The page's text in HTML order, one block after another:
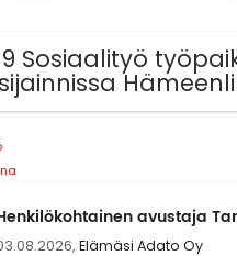
Sosiaalityö
sijainnissa
avustaja
Elämäsi Adato Oy